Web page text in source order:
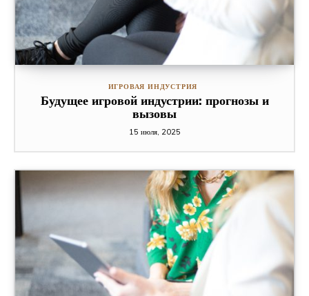
ИГРОВАЯ ИНДУСТРИЯ
Будущее игровой индустрии: прогнозы и
вызовы
15 июля, 2025